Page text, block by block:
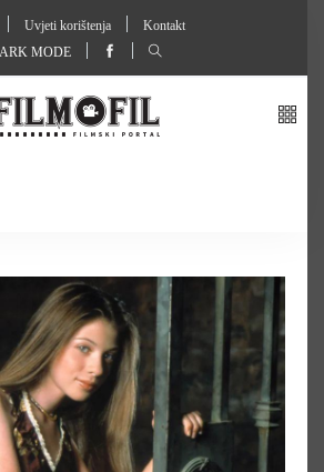
Uvjeti korištenja
Kontakt
MODE